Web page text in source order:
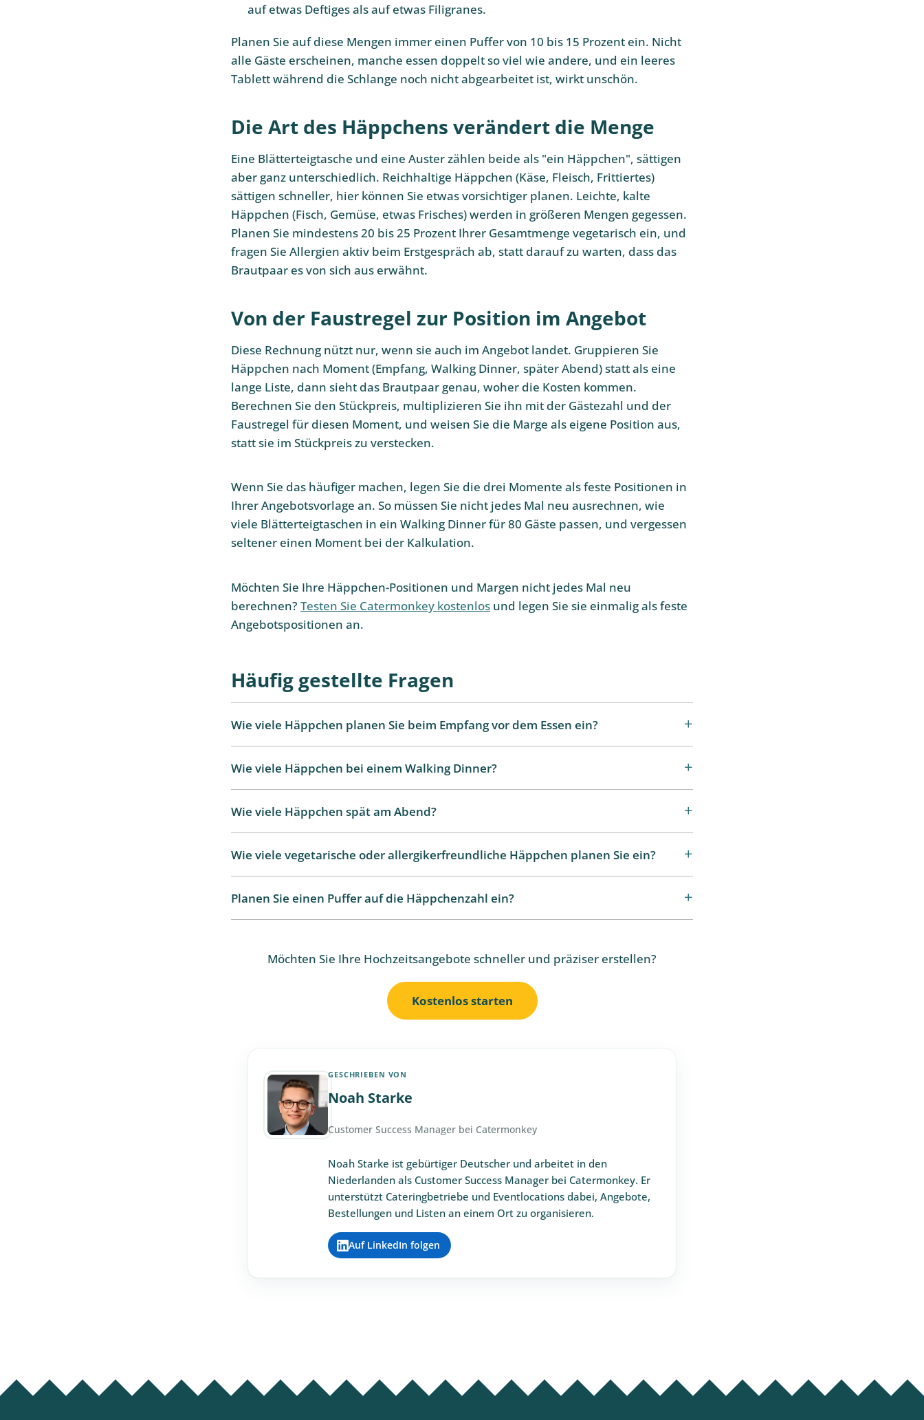
auf etwas Deftiges als auf etwas Filigranes.
Planen Sie auf diese Mengen immer einen Puffer von 10 bis 15 Prozent ein. Nicht
alle Gäste erscheinen, manche essen doppelt so viel wie andere, und ein leeres
Tablett während die Schlange noch nicht abgearbeitet ist, wirkt unschön.
Die Art des Häppchens verändert die Menge
Eine Blätterteigtasche und eine Auster zählen beide als "ein Häppchen", sättigen
aber ganz unterschiedlich. Reichhaltige Häppchen (Käse, Fleisch, Frittiertes)
sättigen schneller, hier können Sie etwas vorsichtiger planen. Leichte, kalte
Häppchen (Fisch, Gemüse, etwas Frisches) werden in größeren Mengen gegessen.
Planen Sie mindestens 20 bis 25 Prozent Ihrer Gesamtmenge vegetarisch ein, und
fragen Sie Allergien aktiv beim Erstgespräch ab, statt darauf zu warten, dass das
Brautpaar es von sich aus erwähnt.
Von der Faustregel zur Position im Angebot
Diese Rechnung nützt nur, wenn sie auch im Angebot landet. Gruppieren Sie
Häppchen nach Moment (Empfang, Walking Dinner, später Abend) statt als eine
lange Liste, dann sieht das Brautpaar genau, woher die Kosten kommen.
Berechnen Sie den Stückpreis, multiplizieren Sie ihn mit der Gästezahl und der
Faustregel für diesen Moment, und weisen Sie die Marge als eigene Position aus,
statt sie im Stückpreis zu verstecken.
Wenn Sie das häufiger machen, legen Sie die drei Momente als feste Positionen in
Ihrer Angebotsvorlage an. So müssen Sie nicht jedes Mal neu ausrechnen, wie
viele Blätterteigtaschen in ein Walking Dinner für 80 Gäste passen, und vergessen
seltener einen Moment bei der Kalkulation.
Möchten Sie Ihre Häppchen-Positionen und Margen nicht jedes Mal neu
berechnen? Testen Sie Catermonkey kostenlos und legen Sie sie einmalig als feste
Angebotspositionen an.
Häufig gestellte Fragen
Wie viele Häppchen planen Sie beim Empfang vor dem Essen ein?
Wie viele Häppchen bei einem Walking Dinner?
Wie viele Häppchen spät am Abend?
Wie viele vegetarische oder allergikerfreundliche Häppchen planen Sie ein?
Planen Sie einen Puffer auf die Häppchenzahl ein?
Möchten Sie Ihre Hochzeitsangebote schneller und präziser erstellen?
Kostenlos starten
GESCHRIEBEN VON
Noah Starke
Customer Success Manager bei Catermonkey
Noah Starke ist gebürtiger Deutscher und arbeitet in den
Niederlanden als Customer Success Manager bei Catermonkey. Er
unterstützt Cateringbetriebe und Eventlocations dabei, Angebote,
Bestellungen und Listen an einem Ort zu organisieren.
Auf LinkedIn folgen